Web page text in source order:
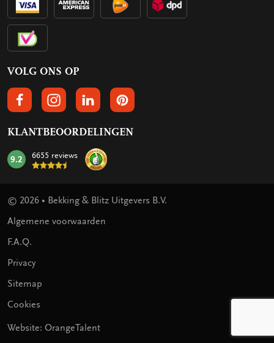
VOLG ONS OP
VOLGS ONS OP FACEBOOK
VOLG ONS OP INSTAGRAM
VOLG ONS OP LINKEDIN
VOLG ONS OP PINTEREST
KLANTBEOORDELINGEN
mark:
9.2 6655 reviews
© 2026 • Bekking & Blitz Uitgevers B.V.
Algemene voorwaarden
F.A.Q.
Privacy
Sitemap
Cookies
Website: OrangeTalent